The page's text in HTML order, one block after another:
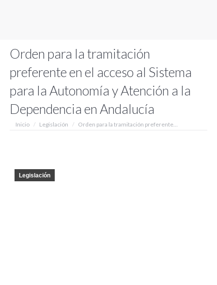
Orden para la tramitación
preferente en el acceso al Sistema
para la Autonomía y Atención a la
Dependencia en Andalucía
Estás aquí:
Inicio Legislación Orden para la tramitación preferente…
Legislación